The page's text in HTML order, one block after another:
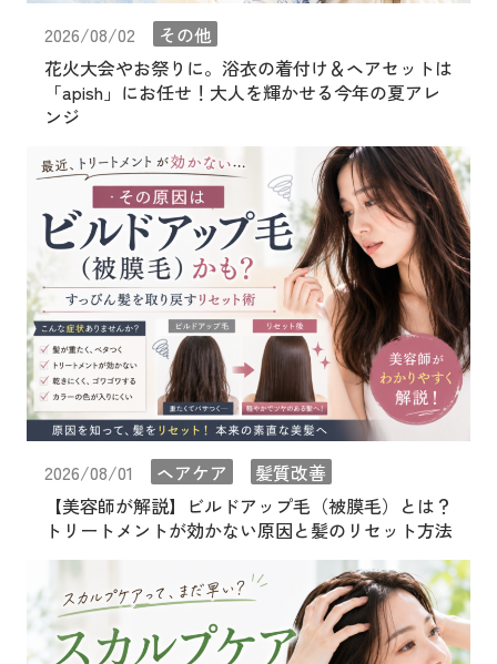
2026/08/02
その他
花火大会やお祭りに。浴衣の着付け＆ヘアセットは
「apish」にお任せ！大人を輝かせる今年の夏アレ
ンジ
2026/08/01 ヘアケア
髪質改善
【美容師が解説】ビルドアップ毛（被膜毛）とは？
トリートメントが効かない原因と髪のリセット方法